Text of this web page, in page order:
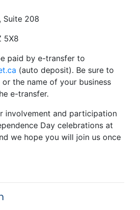
Suite 208
5X8
paid by e-transfer to
(auto deposit). Be sure to
the name of your business
e-transfer.
involvement and participation
Day celebrations at
we hope you will join us once